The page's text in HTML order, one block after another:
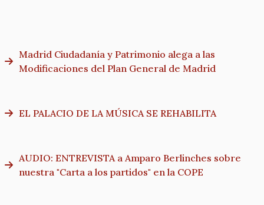
Madrid Ciudadanía y Patrimonio alega a las
Modificaciones del Plan General de Madrid
EL PALACIO DE LA MÚSICA SE REHABILITA
AUDIO: ENTREVISTA a Amparo Berlinches sobre
nuestra "Carta a los partidos" en la COPE